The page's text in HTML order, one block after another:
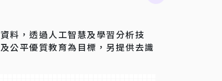
料，透過人工智慧及學習分析技
公平優質教育為目標，另提供去識